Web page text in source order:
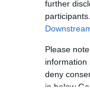
further
Please
information
deny
in below
con un tempo